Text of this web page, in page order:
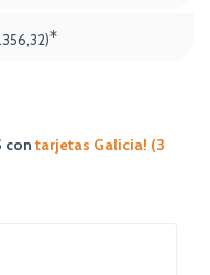
)*
con tarjetas Galicia! (3